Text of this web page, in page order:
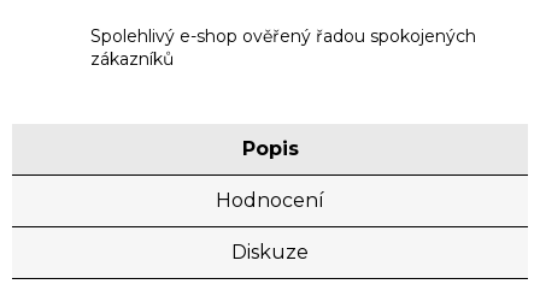
Spolehlivý e-shop ověřený řadou spokojených
zákazníků
Popis
Hodnocení
Diskuze